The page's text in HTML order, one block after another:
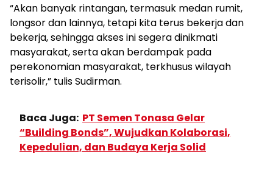
“Akan banyak rintangan, termasuk medan rumit,
longsor dan lainnya, tetapi kita terus bekerja dan
bekerja, sehingga akses ini segera dinikmati
masyarakat, serta akan berdampak pada
perekonomian masyarakat, terkhusus wilayah
terisolir,” tulis Sudirman.
Baca Juga: PT Semen Tonasa Gelar
“Building Bonds”, Wujudkan Kolaborasi,
Kepedulian, dan Budaya Kerja Solid